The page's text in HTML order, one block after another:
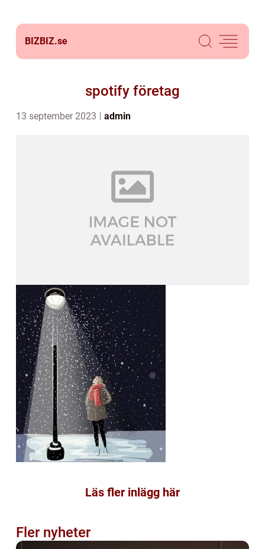
BIZBIZ.se
spotify företag
13 september 2023 admin
Läs fler inlägg här
Fler nyheter